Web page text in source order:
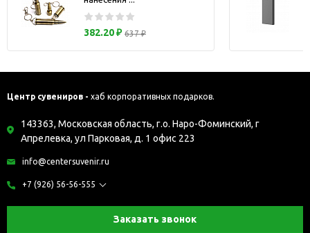
382.20 ₽ 637 ₽
Центр сувениров - хаб корпоративных подарков.
143363, Московская область, г.о. Наро-Фоминский, г
Апрелевка, ул Парковая, д. 1 офис 223
info@centersuvenir.ru
+7 (926) 56-56-555
Заказать звонок